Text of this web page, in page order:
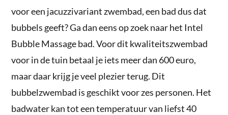
voor een jacuzzivariant zwembad, een bad dus dat
bubbels geeft? Ga dan eens op zoek naar het Intel
Bubble Massage bad. Voor dit kwaliteitszwembad
voor in de tuin betaal je iets meer dan 600 euro,
maar daar krijg je veel plezier terug. Dit
bubbelzwembad is geschikt voor zes personen. Het
badwater kan tot een temperatuur van liefst 40